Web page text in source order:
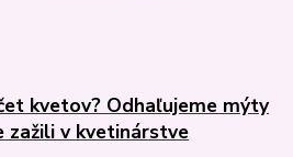
kvetov? Odhaľujeme mýty
zažili v kvetinárstve